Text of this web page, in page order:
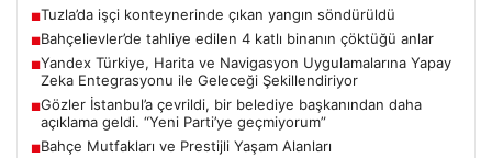
■Tuzla’da işçi konteynerinde çıkan yangın söndürüldü
■Bahçelievler’de tahliye edilen 4 katlı binanın çöktüğü anlar
■Yandex Türkiye, Harita ve Navigasyon Uygulamalarına Yapay
Zeka Entegrasyonu ile Geleceği Şekillendiriyor
■Gözler İstanbul’a çevrildi, bir belediye başkanından daha
açıklama geldi. “Yeni Parti’ye geçmiyorum”
■Bahçe Mutfakları ve Prestijli Yaşam Alanları